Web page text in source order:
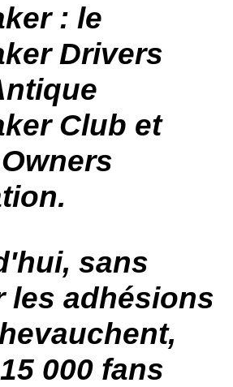
: le
Drivers
Club et
Owners
sans
les adhésions
000 fans